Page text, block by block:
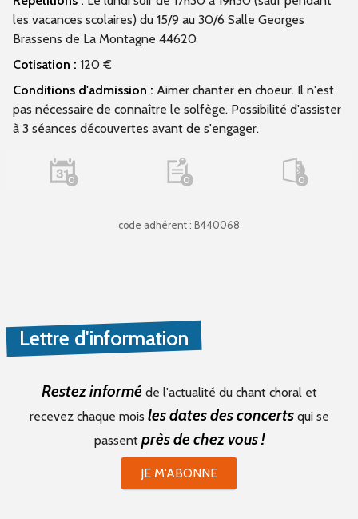
les vacances scolaires) du 15/9 au 30/6 Salle Georges
Brassens de La Montagne 44620
Cotisation : 120 €
Conditions d'admission : Aimer chanter en choeur. Il n'est
pas nécessaire de connaître le solfège. Possibilité d'assister
à 3 séances découvertes avant de s'engager.
0 0 0
code adhérent : B440068
Lettre d'information
Restez informé de l'actualité du chant choral et
recevez chaque mois les dates des concertsqui se
passent près de chez vous !
JE M'ABONNE